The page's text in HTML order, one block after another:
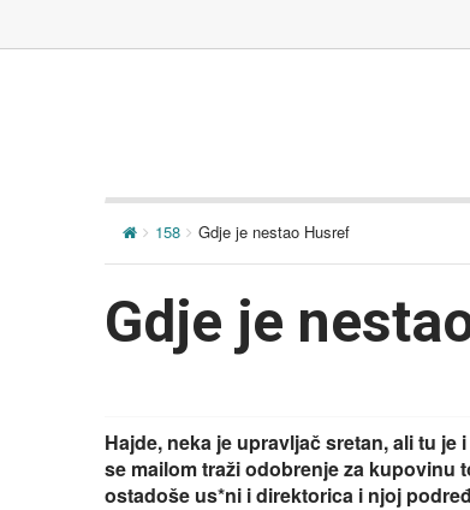
158 Gdje je nestao Husref
Gdje je
Hajde, neka je upravljač sretan, ali tu
se mailom traži odobrenje za kupovinu
ostadoše us*ni i direktorica i njoj